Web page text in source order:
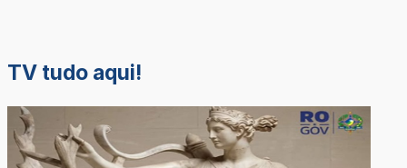
TV tudo aqui!